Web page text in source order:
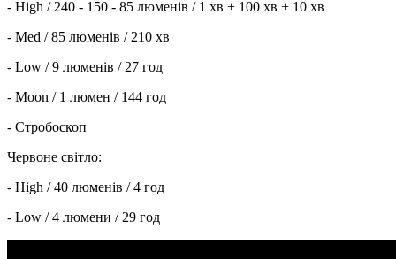
- High / 240 - 150 - 85 люменів / 1 хв + 100 хв + 10 хв
- Med / 85 люменів / 210 хв
- Low / 9 люменів / 27 год
- Moon / 1 люмен / 144 год
- Стробоскоп
Червоне світло:
- High / 40 люменів / 4 год
- Low / 4 люмени / 29 год